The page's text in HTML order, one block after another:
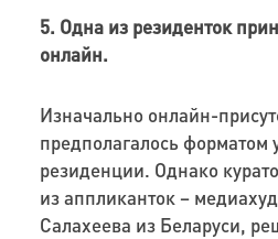
5. Одна из резиденток
онлайн.
Изначально онлайн-
предполагалось форматом
резиденции. Однако
из аппликанток –
Салахеева из Беларуси,